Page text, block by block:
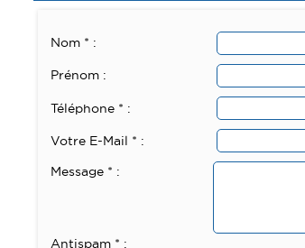
Nom * :
Prénom :
Téléphone * :
Votre E-Mail * :
Message * :
Antispam * :